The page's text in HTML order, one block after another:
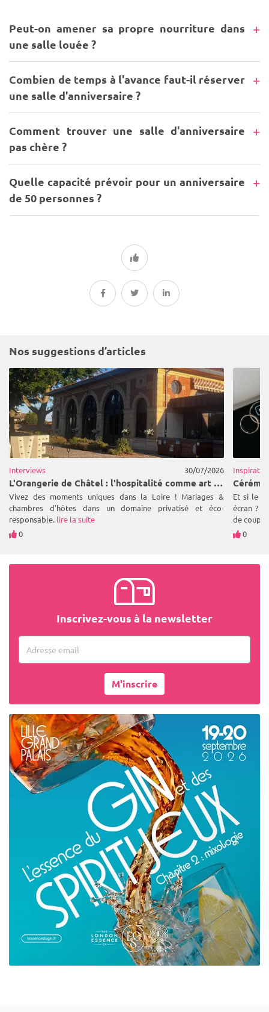
Peut-on amener sa propre nourriture dans
une salle louée ?
Combien de temps à l'avance faut-il réserver
une salle d'anniversaire ?
Comment trouver une salle d'anniversaire
pas chère ?
Quelle capacité prévoir pour un anniversaire
de 50 personnes ?
Nos suggestions d’articles
Interviews 30/07/2026
L'Orangerie de Châtel : l'hospitalité comme art de vivre au cœur de la Loire
Vivez des moments uniques dans la Loire ! Mariages &
chambres d'hôtes dans un domaine privatisé et éco-
responsable. lire la suite
0
Et si le
écran ?
de
0
Inscrivez-vous à la newsletter
Adresse email